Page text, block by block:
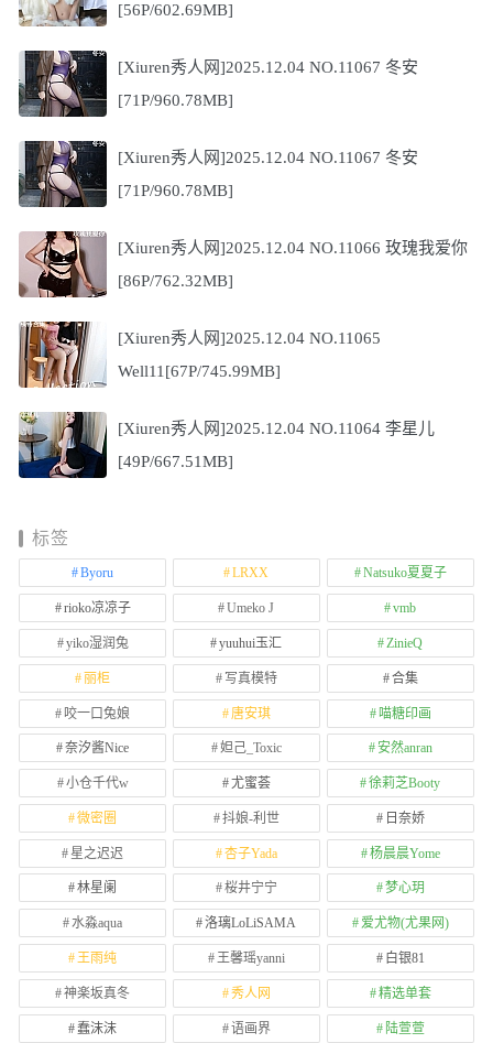
[56P/602.69MB]
[Xiuren秀人网]2025.12.04 NO.11067 冬安
[71P/960.78MB]
[Xiuren秀人网]2025.12.04 NO.11067 冬安
[71P/960.78MB]
[Xiuren秀人网]2025.12.04 NO.11066 玫瑰我爱你
[86P/762.32MB]
[Xiuren秀人网]2025.12.04 NO.11065
Well11[67P/745.99MB]
[Xiuren秀人网]2025.12.04 NO.11064 李星儿
[49P/667.51MB]
标签
Byoru LRXX Natsuko夏夏子
rioko凉凉子 Umeko J vmb
yiko湿润兔 yuuhui玉汇 ZinieQ
丽柜 写真模特 合集
咬一口兔娘 唐安琪 喵糖印画
奈汐酱Nice 妲己_Toxic 安然anran
小仓千代w 尤蜜荟 徐莉芝Booty
微密圈 抖娘-利世 日奈娇
星之迟迟 杏子Yada 杨晨晨Yome
林星阑 桜井宁宁 梦心玥
水淼aqua 洛璃LoLiSAMA 爱尤物(尤果网)
王雨纯 王馨瑶yanni 白银81
神楽坂真冬 秀人网 精选单套
蠢沫沫 语画界 陆萱萱